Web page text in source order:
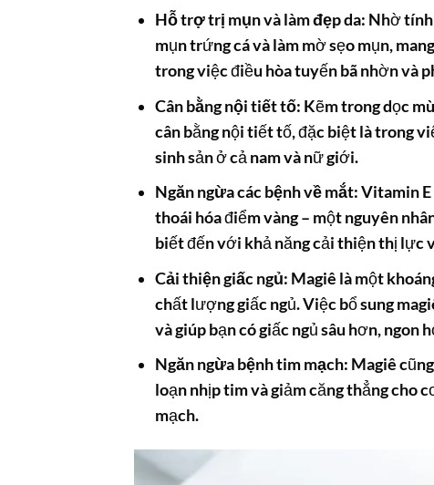
Hỗ trợ trị mụn và làm đẹp da: Nhờ tính
mụn trứng cá và làm mờ sẹo mụn,
trong việc điều hòa tuyến bã nhờn và
Cân bằng nội tiết tố: Kẽm trong dọc
cân bằng nội tiết tố, đặc biệt là trong
sinh sản ở cả nam và nữ giới.
Ngăn ngừa các bệnh về mắt:Vitamin
thoái hóa điểm vàng – một nguyên
biết đến với khả năng cải thiện thị lực
Cải thiện giấc ngủ: Magiê là một
chất lượng giấc ngủ. Việc bổ sung
và giúp bạn có giấc ngủ sâu hơn, ngon
Ngăn ngừa bệnh tim mạch: Magiê
loạn nhịp tim và giảm căng thẳng cho
mạch.